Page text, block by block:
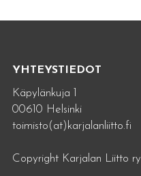
YHTEYSTIEDOT
Käpylänkuja 1
00610 Helsinki
toimisto(at)karjalanliitto.fi
Copyright Karjalan Liitto ry